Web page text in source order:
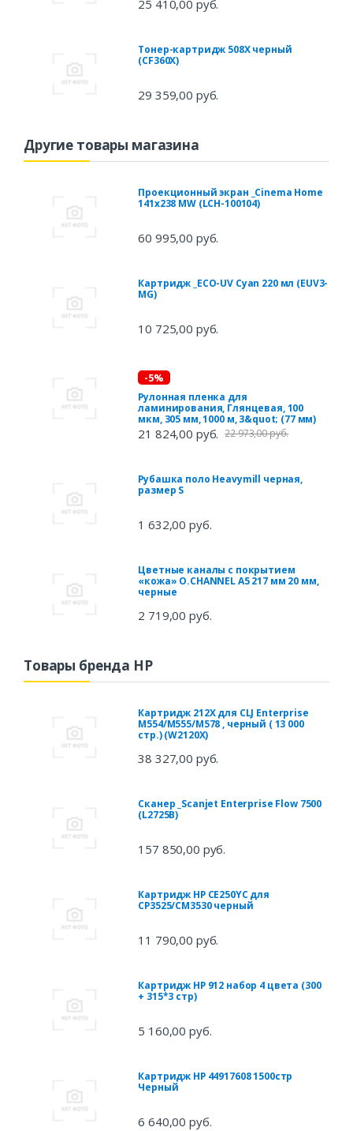
25 410,00 руб.
Тонер-картридж 508X черный
(CF360X)
29 359,00 руб.
Другие товары магазина
Проекционный экран _Cinema Home
141x238 MW (LCH-100104)
60 995,00 руб.
Картридж _ECO-UV Cyan 220 мл (EUV3-
MG)
10 725,00 руб.
-5%
Рулонная пленка для
ламинирования, Глянцевая, 100
мкм, 305 мм, 1000 м, 3&quot; (77 мм)
21 824,00 руб. 22 973,00 руб.
Рубашка поло Heavymill черная,
размер S
1 632,00 руб.
Цветные каналы с покрытием
«кожа» O.CHANNEL А5 217 мм 20 мм,
черные
2 719,00 руб.
Товары бренда HP
Картридж 212X для CLJ Enterprise
M554/M555/M578 , черный ( 13 000
стр.) (W2120X)
38 327,00 руб.
Сканер _Scanjet Enterprise Flow 7500
(L2725B)
157 850,00 руб.
Картридж HP CE250YC для
CP3525/CM3530 черный
11 790,00 руб.
Картридж HP 912 набор 4 цвета (300
+ 315*3 стр)
5 160,00 руб.
Картридж HP 44917608 1500стр
Черный
6 640,00 руб.